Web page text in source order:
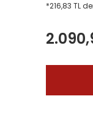
*216,83 TL